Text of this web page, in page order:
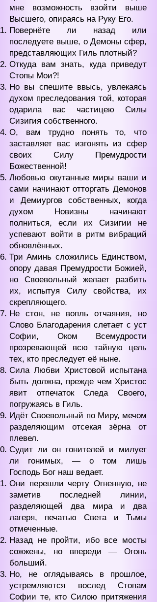
мне возможность взойти выше
Высшего, опираясь на Руку Его.
Повернёте ли назад или
последуете выше, о Демоны сфер,
представляющих Гиль плотный?
Откуда вам знать, куда приведут
Стопы Мои?!
Но вы спешите ввысь, увлекаясь
духом преследования той, которая
одарила вас частицею Силы
Сизигия собственного.
О, вам трудно понять то, что
заставляет вас изгонять из сфер
своих Силу Премудрости
Божественной!
Любовью окутанные миры ваши и
сами начинают отторгать Демонов
и Демиургов собственных, когда
духом Новизны начинают
полниться, если их Сизигии не
успевают войти в ритм вибраций
обновлённых.
Три Аминь сложились Единством,
опору давая Премудрости Божией,
но Своевольный желает разбить
их, испытуя Силу свойства, их
скрепляющего.
Не стон, не вопль отчаяния, но
Слово Благодарения слетает с уст
Софии, Оком Всемудрости
прозревающей всю тайную цель
тех, кто преследует её ныне.
Сила Любви Христовой испытана
быть должна, прежде чем Христос
явит отпечаток Следа Своего,
погружаясь в Гиль.
Идёт Своевольный по Миру, мечом
разделяющим отсекая зёрна от
плевел.
Судит ли он гонителей и милует
ли гонимых, — о том лишь
Господь Бог наш ведает.
Они перешли черту Огненную, не
заметив последней линии,
разделяющей два мира и два
лагеря, печатью Света и Тьмы
отмеченные.
Назад не пройти, ибо все мосты
сожжены, но впереди — Огонь
больший.
Но, не оглядываясь в прошлое,
устремляются вослед Стопам
Софии те, кто Силою притяжения